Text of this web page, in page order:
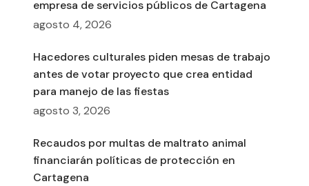
empresa de servicios públicos de Cartagena
agosto 4, 2026
Hacedores culturales piden mesas de trabajo
antes de votar proyecto que crea entidad
para manejo de las fiestas
agosto 3, 2026
Recaudos por multas de maltrato animal
financiarán políticas de protección en
Cartagena